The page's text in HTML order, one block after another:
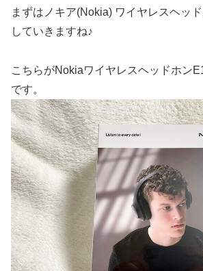
まずはノキア(Nokia) ワイヤレスヘッ
していきますね♪
こちらがNokiaワイヤレスヘッドホン
です。